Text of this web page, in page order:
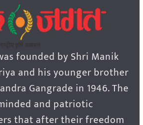
founded by Shri Manik
and his younger brother
Gangrade in 1946. The
and patriotic
that after their freedom